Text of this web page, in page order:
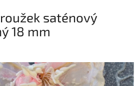
saténový
18 mm